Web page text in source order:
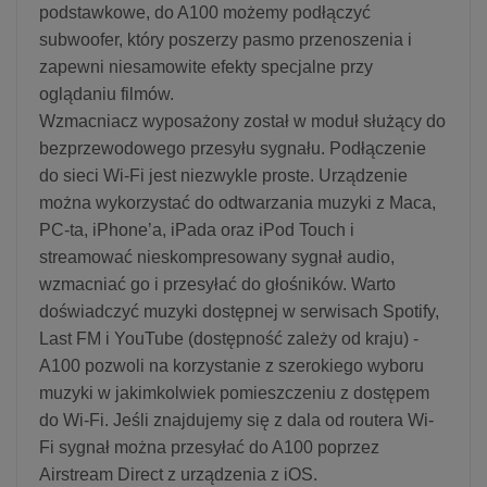
podstawkowe, do A100 możemy podłączyć
subwoofer, który poszerzy pasmo przenoszenia i
zapewni niesamowite efekty specjalne przy
oglądaniu filmów.
Wzmacniacz wyposażony został w moduł służący do
bezprzewodowego przesyłu sygnału. Podłączenie
do sieci Wi-Fi jest niezwykle proste. Urządzenie
można wykorzystać do odtwarzania muzyki z Maca,
PC-ta, iPhone’a, iPada oraz iPod Touch i
streamować nieskompresowany sygnał audio,
wzmacniać go i przesyłać do głośników. Warto
doświadczyć muzyki dostępnej w serwisach Spotify,
Last FM i YouTube (dostępność zależy od kraju) -
A100 pozwoli na korzystanie z szerokiego wyboru
muzyki w jakimkolwiek pomieszczeniu z dostępem
do Wi-Fi. Jeśli znajdujemy się z dala od routera Wi-
Fi sygnał można przesyłać do A100 poprzez
Airstream Direct z urządzenia z iOS.